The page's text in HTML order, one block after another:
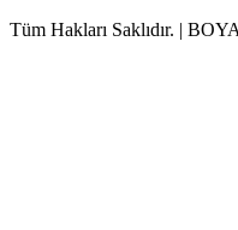
Tüm Hakları Saklıdır. |